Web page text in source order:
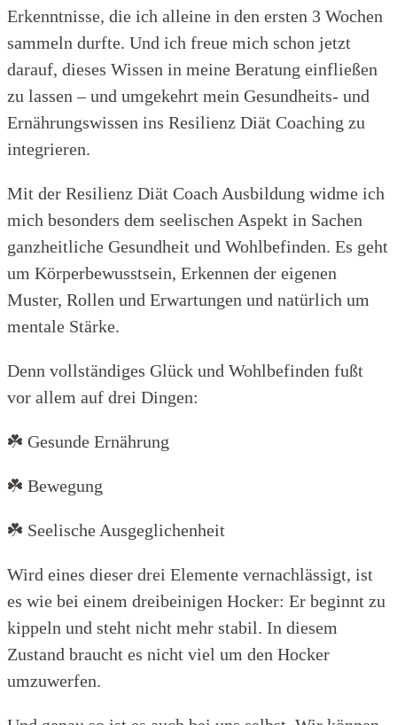
Erkenntnisse, die ich alleine in den ersten 3 Wochen
sammeln durfte. Und ich freue mich schon jetzt
darauf, dieses Wissen in meine Beratung einfließen
zu lassen – und umgekehrt mein Gesundheits- und
Ernährungswissen ins Resilienz Diät Coaching zu
integrieren.
Mit der Resilienz Diät Coach Ausbildung widme ich
mich besonders dem seelischen Aspekt in Sachen
ganzheitliche Gesundheit und Wohlbefinden. Es geht
um Körperbewusstsein, Erkennen der eigenen
Muster, Rollen und Erwartungen und natürlich um
mentale Stärke.
Denn vollständiges Glück und Wohlbefinden fußt
vor allem auf drei Dingen:
☘️ Gesunde Ernährung
☘️ Bewegung
☘️ Seelische Ausgeglichenheit
Wird eines dieser drei Elemente vernachlässigt, ist
es wie bei einem dreibeinigen Hocker: Er beginnt zu
kippeln und steht nicht mehr stabil. In diesem
Zustand braucht es nicht viel um den Hocker
umzuwerfen.